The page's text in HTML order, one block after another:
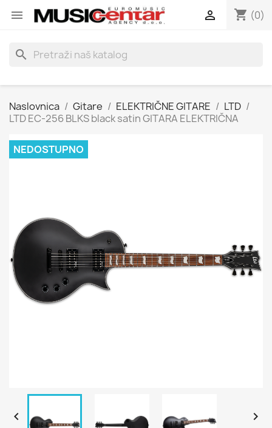
 shopping_cart (0)

search
Naslovnica Gitare ELEKTRIČNE GITARE
LTD
LTD EC-256 BLKS black satin GITARA ELEKTRIČNA
NEDOSTUPNO
 